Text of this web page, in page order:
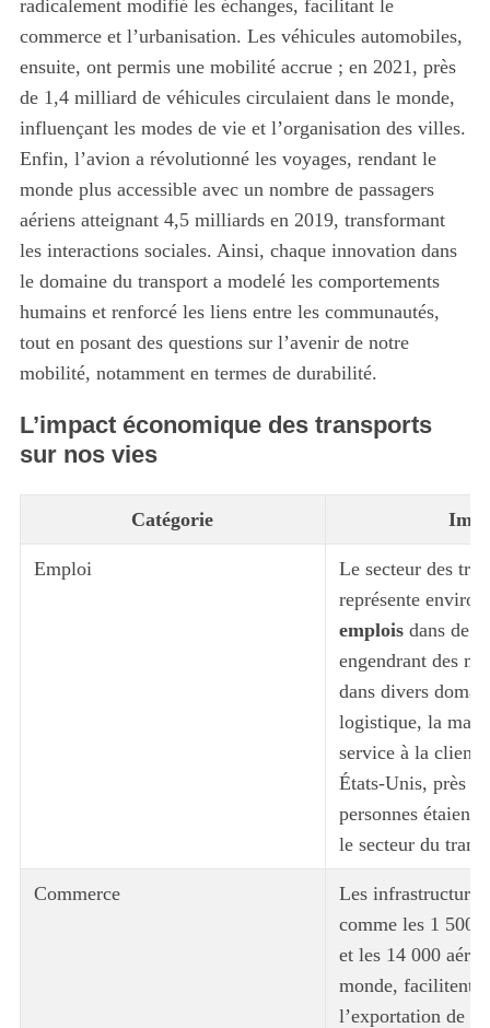
radicalement modifié les échanges, facilitant le
commerce et l’urbanisation. Les véhicules automobiles,
ensuite, ont permis une mobilité accrue ; en 2021, près
de 1,4 milliard de véhicules circulaient dans le monde,
influençant les modes de vie et l’organisation des villes.
Enfin, l’avion a révolutionné les voyages, rendant le
monde plus accessible avec un nombre de passagers
aériens atteignant 4,5 milliards en 2019, transformant
les interactions sociales. Ainsi, chaque innovation dans
le domaine du transport a modelé les comportements
humains et renforcé les liens entre les communautés,
tout en posant des questions sur l’avenir de notre
mobilité, notamment en termes de durabilité.
L’impact économique des transports
sur nos vies
Catégorie
Emploi
Le secteur des
représente environ
emploisdans de
engendrant des
dans divers
logistique, la
service à la
États-Unis, près
personnes étaient
le secteur du
Commerce
Les
comme les 1 500
et les 14 000
monde, facilitent
l’exportation de